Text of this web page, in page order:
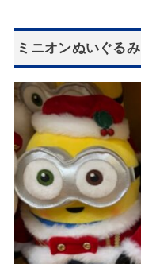
ミニオンぬいぐるみ